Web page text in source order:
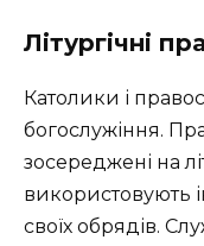
Літургічні
Католики і
богослужіння.
зосереджені на
використовують
своїх обрядів.